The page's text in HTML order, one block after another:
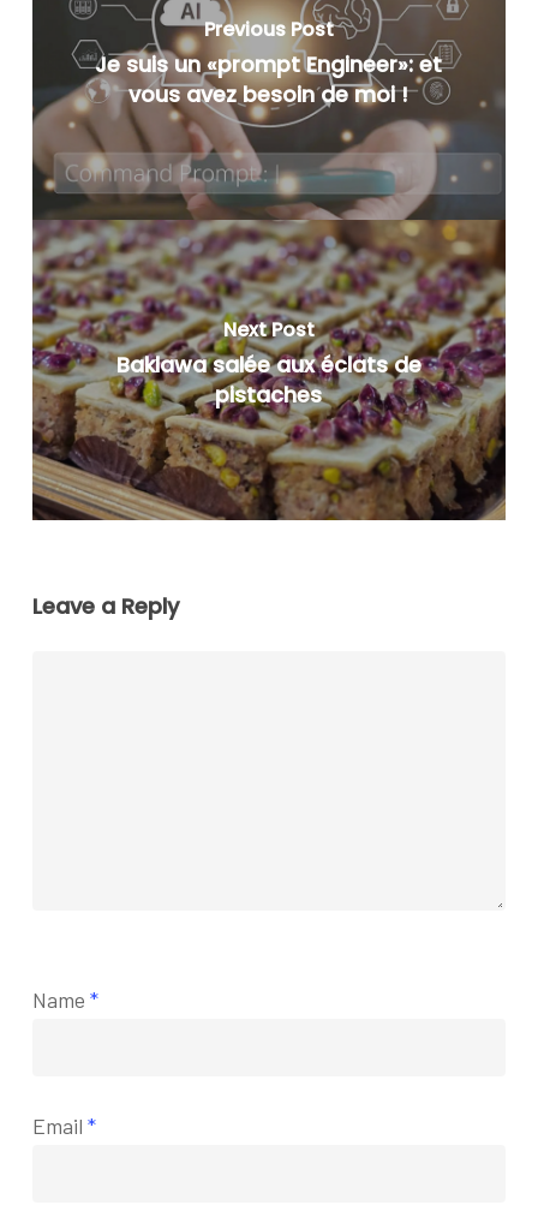
Previous Post
Je suis un «prompt Engineer»: et
vous avez besoin de moi !
Next Post
Baklawa salée aux éclats de
pistaches
Leave a Reply
Name *
Email *